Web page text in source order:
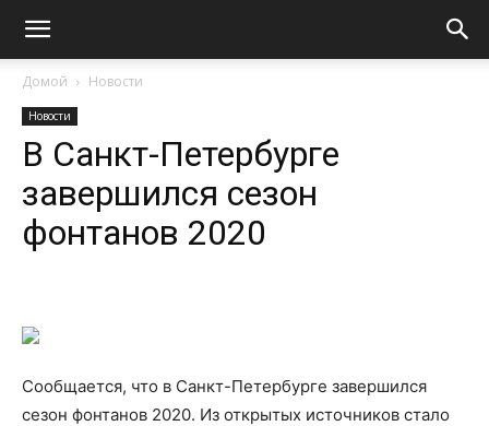
Домой Новости
Новости
В Санкт-Петербурге
завершился сезон
фонтанов 2020
Сообщается, что в Санкт-Петербурге завершился
сезон фонтанов 2020. Из открытых источников стало